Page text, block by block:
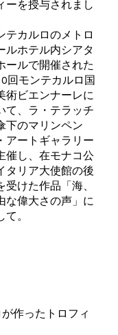
ーを授与されまし
テカルロのメトロ
ルホテル内シアタ
ールで開催された
回モンテカルロ国
術ビエンナーレに
て、ラ・テラッチ
下のマリンペン
アートギャラリー
催し、在モナコ公
タリア大使館の後
受けた作品「海、
な偉大さの声」に
て。
作ったトロフィ